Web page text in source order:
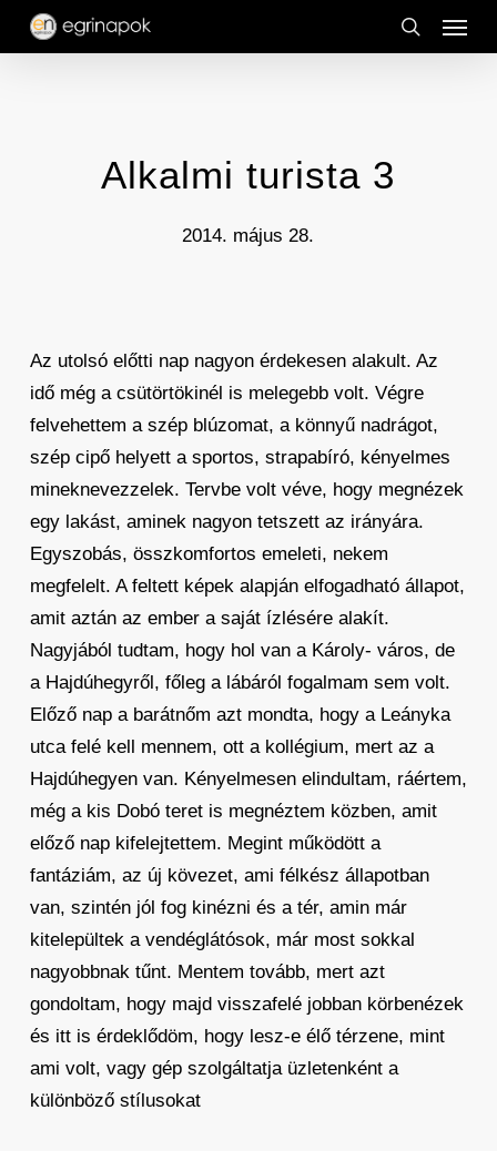
Skip
search
Menu
Alkalmi turista 3
2014. május 28.
Az utolsó előtti nap nagyon érdekesen alakult. Az
idő még a csütörtökinél is melegebb volt. Végre
felvehettem a szép blúzomat, a könnyű nadrágot,
szép cipő helyett a sportos, strapabíró, kényelmes
mineknevezzelek. Tervbe volt véve, hogy megnézek
egy lakást, aminek nagyon tetszett az irányára.
Egyszobás, összkomfortos emeleti, nekem
megfelelt. A feltett képek alapján elfogadható állapot,
amit aztán az ember a saját ízlésére alakít.
Nagyjából tudtam, hogy hol van a Károly- város, de
a Hajdúhegyről, főleg a lábáról fogalmam sem volt.
Előző nap a barátnőm azt mondta, hogy a Leányka
utca felé kell mennem, ott a kollégium, mert az a
Hajdúhegyen van. Kényelmesen elindultam, ráértem,
még a kis Dobó teret is megnéztem közben, amit
előző nap kifelejtettem. Megint működött a
fantáziám, az új kövezet, ami félkész állapotban
van, szintén jól fog kinézni és a tér, amin már
kitelepültek a vendéglátósok, már most sokkal
nagyobbnak tűnt. Mentem tovább, mert azt
gondoltam, hogy majd visszafelé jobban körbenézek
és itt is érdeklődöm, hogy lesz-e élő térzene, mint
ami volt, vagy gép szolgáltatja üzletenként a
különböző stílusokat